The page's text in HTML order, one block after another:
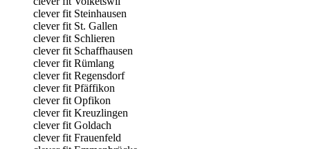
clever fit Steinhausen
clever fit St. Gallen
clever fit Schlieren
clever fit Schaffhausen
clever fit Rümlang
clever fit Regensdorf
clever fit Pfäffikon
clever fit Opfikon
clever fit Kreuzlingen
clever fit Goldach
clever fit Frauenfeld